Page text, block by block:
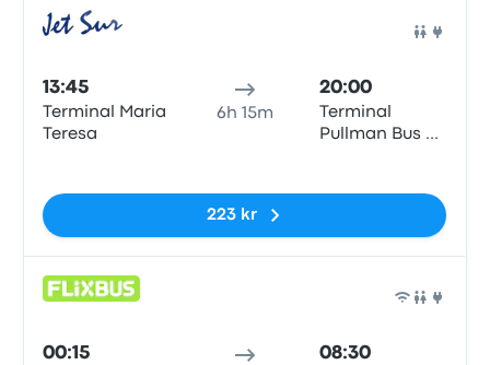
13:45
Terminal Maria
Teresa
6h 15m
20:00
Terminal
Pullman Bus de
223 kr
00:15 08:30